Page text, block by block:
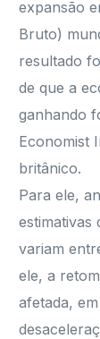
expansão
Bruto)
resultado
de que a
ganhando
Economist
britânico.
Para ele,
estimativas
variam
ele, a
afetada,